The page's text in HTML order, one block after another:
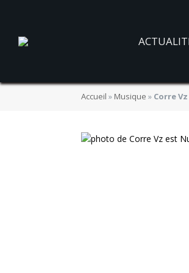
Accueil » Musique » Corre